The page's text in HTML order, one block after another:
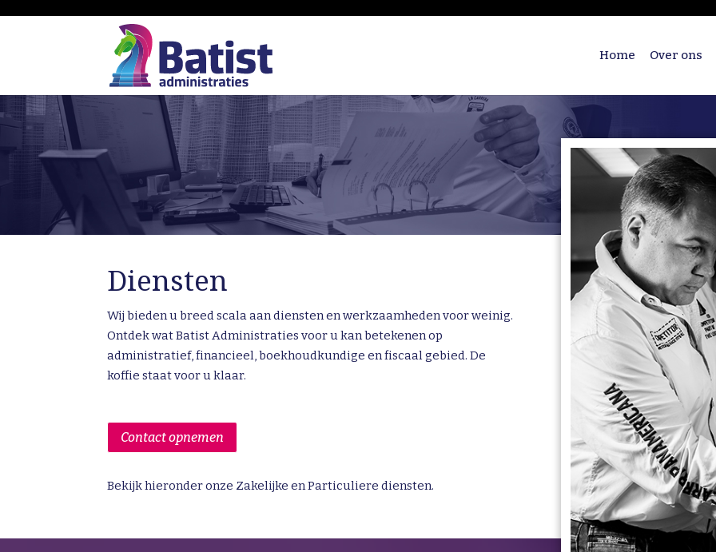
Home Over ons
Diensten
Wij bieden u breed scala aan diensten en werkzaamheden voor weinig.
Ontdek wat Batist Administraties voor u kan betekenen op
administratief, financieel, boekhoudkundige en fiscaal gebied. De
koffie staat voor u klaar.
Contact opnemen
Bekijk hieronder onze Zakelijke en Particuliere diensten.